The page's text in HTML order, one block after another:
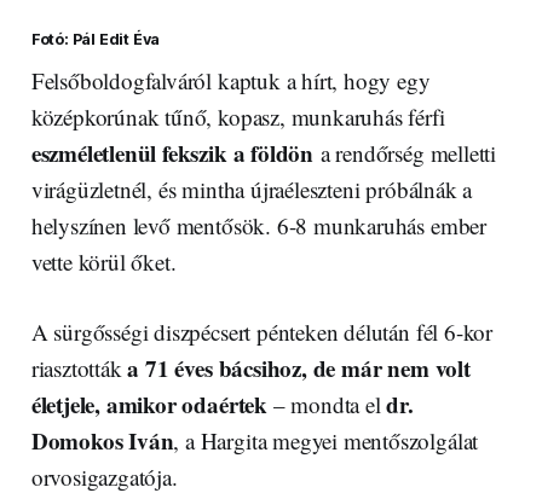
Fotó: Pál Edit Éva
Felsőboldogfalváról kaptuk a hírt, hogy egy
középkorúnak tűnő, kopasz, munkaruhás férfi
eszméletlenül fekszik a földön a rendőrség melletti
virágüzletnél, és mintha újraéleszteni próbálnák a
helyszínen levő mentősök. 6-8 munkaruhás ember
vette körül őket.
A sürgősségi diszpécsert pénteken délután fél 6-kor
riasztottáka 71 éves bácsihoz, de már nem volt
életjele, amikor odaértek – mondta eldr.
Domokos Iván, a Hargita megyei mentőszolgálat
orvosigazgatója.